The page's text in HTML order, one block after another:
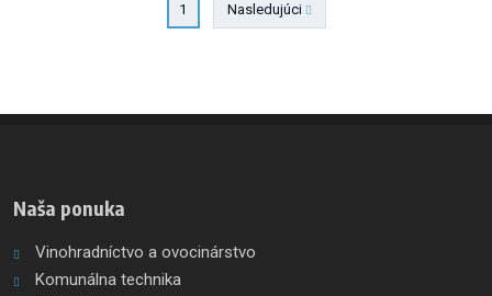
1 Nasledujúci
Naša ponuka
Vinohradníctvo a ovocinárstvo
Komunálna technika